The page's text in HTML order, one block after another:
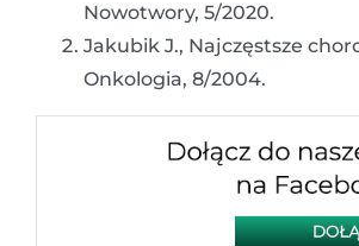
Nowotwory, 5/2020.
Jakubik J., Najczęstsze
Onkologia, 8/2004.